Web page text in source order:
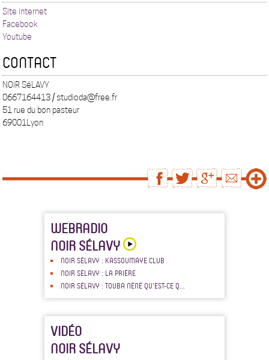
Site internet
Facebook
Youtube
CONTACT
NOiR SéLAVY
0667164413 / studioda@free.fr
51 rue du bon pasteur
69001Lyon
WEBRADIO
NOIR SÉLAVY
NOIR SÉLAVY : KASSOUMAYE CLUB
NOIR SÉLAVY : LA PRIÈRE
NOIR SÉLAVY : TOUBA NÉNÉ QU'EST-CE Q...
VIDÉO
NOIR SÉLAVY